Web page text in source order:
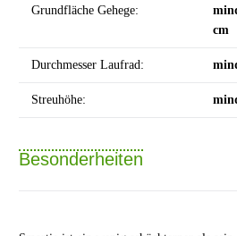
Grundfläche Gehege:
cm
Durchmesser Laufrad:
Streuhöhe:
Besonderheiten